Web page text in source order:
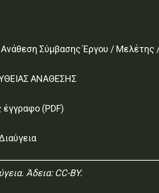
Σύμβασης Έργου / Μελέτης
ΑΝΑΘΕΣΗΣ
(PDF)
. Άδεια: CC-BY.